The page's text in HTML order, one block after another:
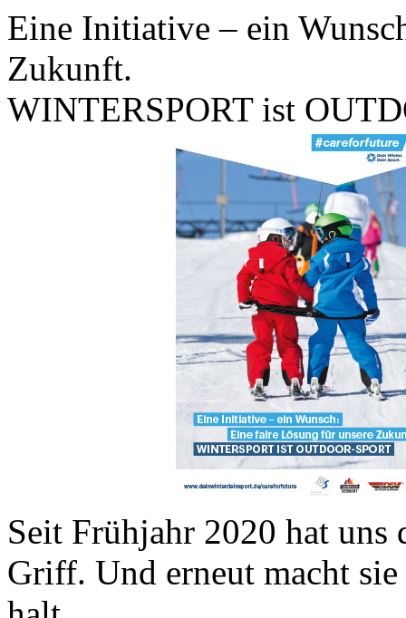
Eine Initiative – ein
Zukunft.
WINTERSPORT ist
Seit Frühjahr 2020 hat uns
Griff. Und erneut macht